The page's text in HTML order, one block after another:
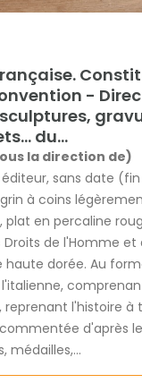
-
du...
la direction de)
sans date (fin
à coins
plat en percaline
de l'Homme et
haute dorée. Au
reprenant l'histoire à
d'après
médailles,...